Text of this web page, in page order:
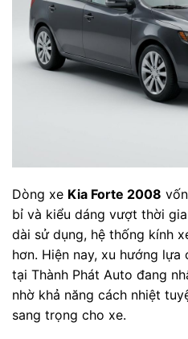
Dòng xe Kia Forte 2008
bỉ và kiểu dáng vượt thời
dài sử dụng, hệ thống kính
hơn. Hiện nay, xu hướng lựa
tại Thành Phát Auto đang
nhờ khả năng cách nhiệt
sang trọng cho xe.